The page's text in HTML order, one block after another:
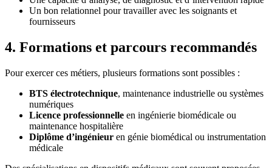
Un bon relationnel pour travailler avec les soignants et
fournisseurs
4. Formations et parcours recommandés
Pour exercer ces métiers, plusieurs formations sont possibles :
BTS électrotechnique, maintenance industrielle ou systèmes
numériques
Licence professionnelle en ingénierie biomédicale ou
maintenance hospitalière
Diplôme d’ingénieur en génie biomédical ou instrumentation
médicale